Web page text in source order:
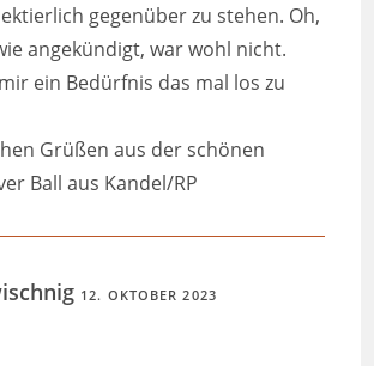
gegenüber zu stehen. Oh,
angekündigt, war wohl nicht.
ein Bedürfnis das mal los zu
Grüßen aus der schönen
Ball aus Kandel/RP
12. OKTOBER 2023